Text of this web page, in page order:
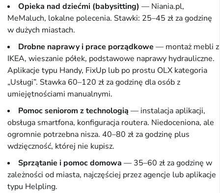
Opieka nad dziećmi (babysitting) — Niania.pl,
MeMaluch, lokalne polecenia. Stawki: 25–45 zł za godzinę
w dużych miastach.
Drobne naprawy i prace porządkowe — montaż mebli z
IKEA, wieszanie półek, podstawowe naprawy hydrauliczne.
Aplikacje typu Handy, FixUp lub po prostu OLX kategoria
„Usługi”. Stawka 60–120 zł za godzinę dla osób z
umiejętnościami manualnymi.
Pomoc seniorom z technologią — instalacja aplikacji,
obsługa smartfona, konfiguracja routera. Niedoceniona, ale
ogromnie potrzebna nisza. 40–80 zł za godzinę plus
wdzięczność, której nie kupisz.
Sprzątanie i pomoc domowa — 35–60 zł za godzinę w
zależności od miasta, najczęściej przez agencje lub aplikacje
typu Helpling.